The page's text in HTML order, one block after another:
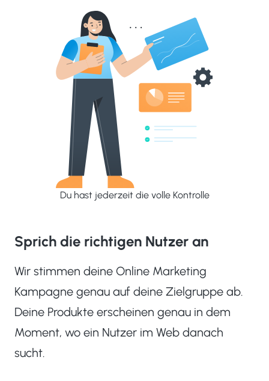
Sprich die richtigen Nutzer an
Wir stimmen deine Online Marketing
Kampagne genau auf deine Zielgruppe ab.
Deine Produkte erscheinen genau in dem
Moment, wo ein Nutzer im Web danach
sucht.
Du hast jederzeit die volle Kontrolle